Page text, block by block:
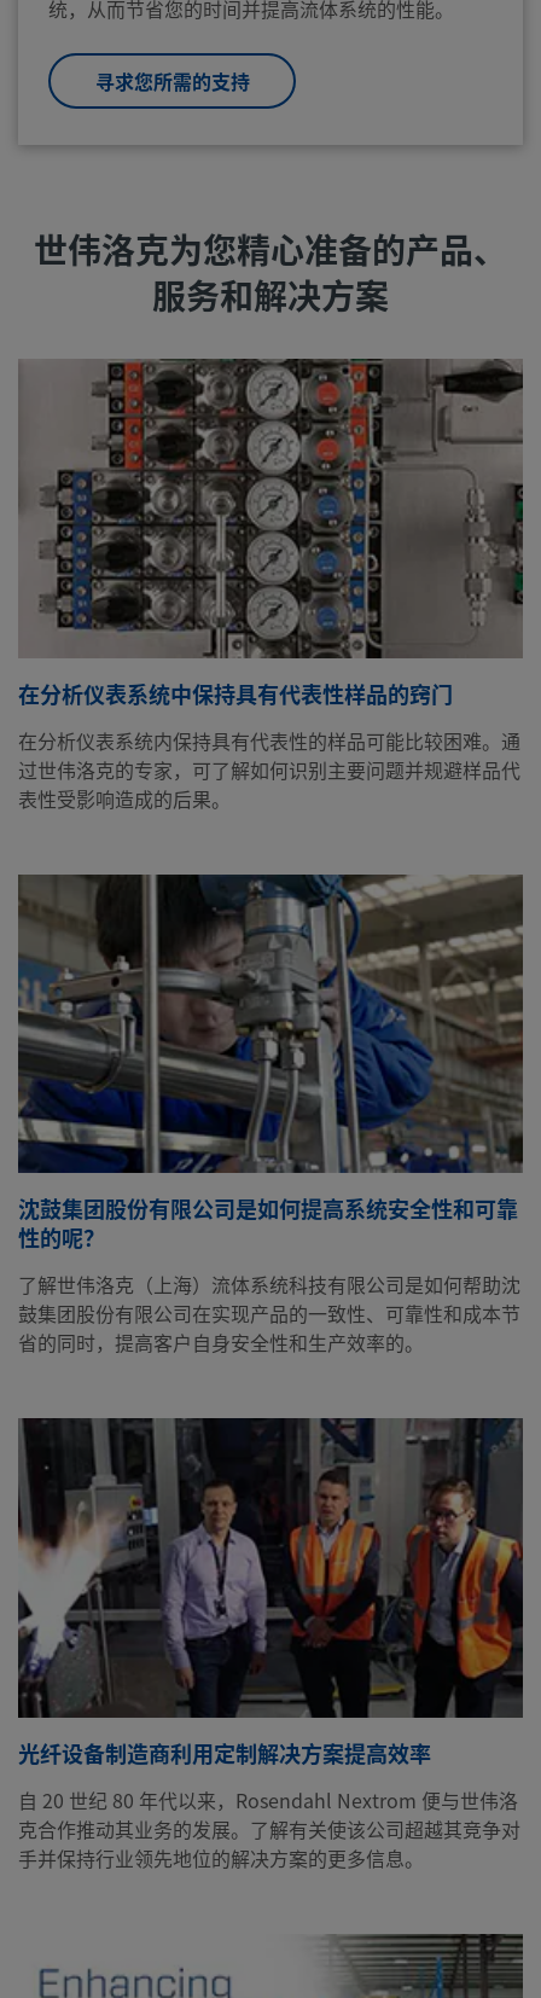
统，从而节省您的时间并提高流体系统的性能。
寻求您所需的支持
世伟洛克为您精心准备的产品、
服务和解决方案
在分析仪表系统中保持具有代表性样品的窍门
在分析仪表系统内保持具有代表性的样品可能比较困难。通
过世伟洛克的专家，可了解如何识别主要问题并规避样品代
表性受影响造成的后果。
沈鼓集团股份有限公司是如何提高系统安全性和可靠
性的呢？
了解世伟洛克（上海）流体系统科技有限公司是如何帮助沈
鼓集团股份有限公司在实现产品的一致性、可靠性和成本节
省的同时，提高客户自身安全性和生产效率的。
光纤设备制造商利用定制解决方案提高效率
自 20 世纪 80 年代以来，Rosendahl Nextrom 便与世伟洛
克合作推动其业务的发展。了解有关使该公司超越其竞争对
手并保持行业领先地位的解决方案的更多信息。